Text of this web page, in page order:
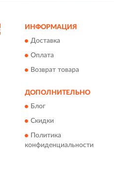
ИНФОРМАЦИЯ
Доставка
Оплата
Возврат товара
ДОПОЛНИТЕЛЬНО
Блог
Скидки
Политика
конфиденциальности